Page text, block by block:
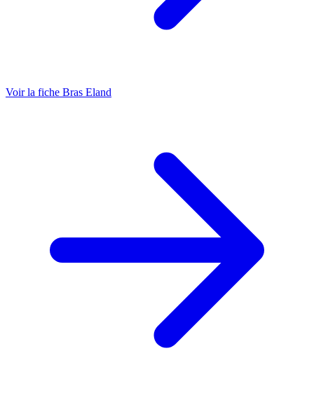
Voir la fiche Bras Eland